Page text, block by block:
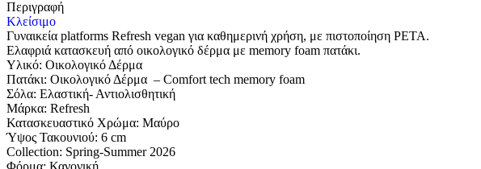
Περιγραφή
Κλείσιμο
Γυναικεία platforms Refresh vegan για καθημερινή χρήση, με πιστοποίηση PETA.
Ελαφριά κατασκευή από οικολογικό δέρμα με memory foam πατάκι.
Υλικό: Οικολογικό Δέρμα
Πατάκι: Οικολογικό Δέρμα – Comfort tech memory foam
Σόλα: Eλαστική- Αντιολισθητική
Μάρκα: Refresh
Κατασκευαστικό Χρώμα: Μαύρο
Ύψος Τακουνιού: 6 cm
Collection: Spring-Summer 2026
Φόρμα: Κανονική